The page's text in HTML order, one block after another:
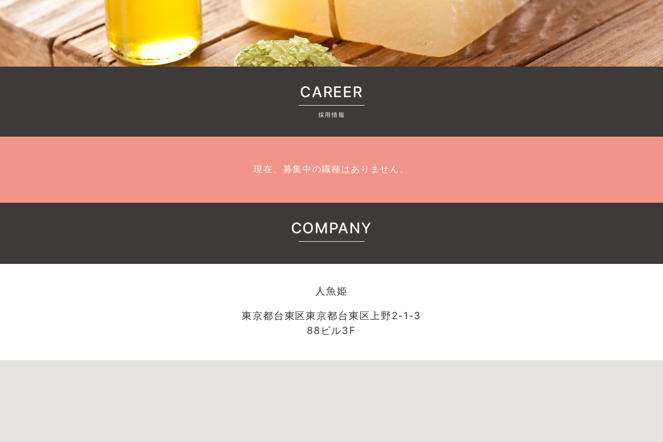
CAREER
採用情報
現在、募集中の職種はありません。
COMPANY
人魚姫
東京都台東区東京都台東区上野2-1-3
88ビル3F